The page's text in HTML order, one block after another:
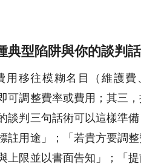
典型陷阱與你的談判
用移往模糊名目（維護費
可調整費率或費用；其三
談判三句話術可以這樣準
註用途」；「若貴方要調
上限並以書面告知」；「